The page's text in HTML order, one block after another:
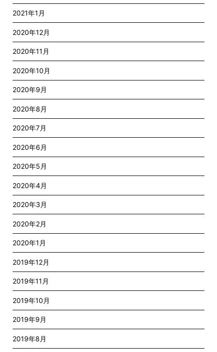
2021年1月
2020年12月
2020年11月
2020年10月
2020年9月
2020年8月
2020年7月
2020年6月
2020年5月
2020年4月
2020年3月
2020年2月
2020年1月
2019年12月
2019年11月
2019年10月
2019年9月
2019年8月